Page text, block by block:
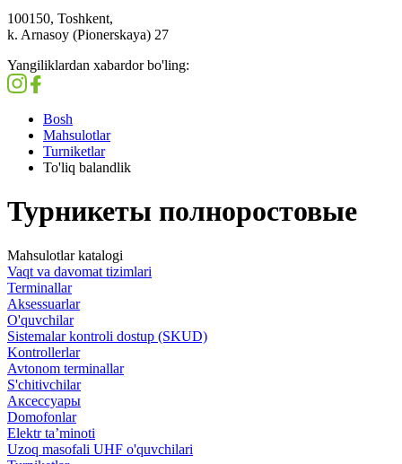
100150, Toshkent,
k. Arnasoy (Pionerskaya) 27
Yangiliklardan xabardor bo'ling:
Bosh
Mahsulotlar
Turniketlar
To'liq balandlik
Турникеты полноростовые
Mahsulotlar katalogi
Vaqt va davomat tizimlari
Terminallar
Aksessuarlar
O'quvchilar
Sistemalar kontroli dostup (SKUD)
Kontrollerlar
Avtonom terminallar
S'chitivchilar
Аксессуары
Domofonlar
Elektr ta’minoti
Uzoq masofali UHF o'quvchilari